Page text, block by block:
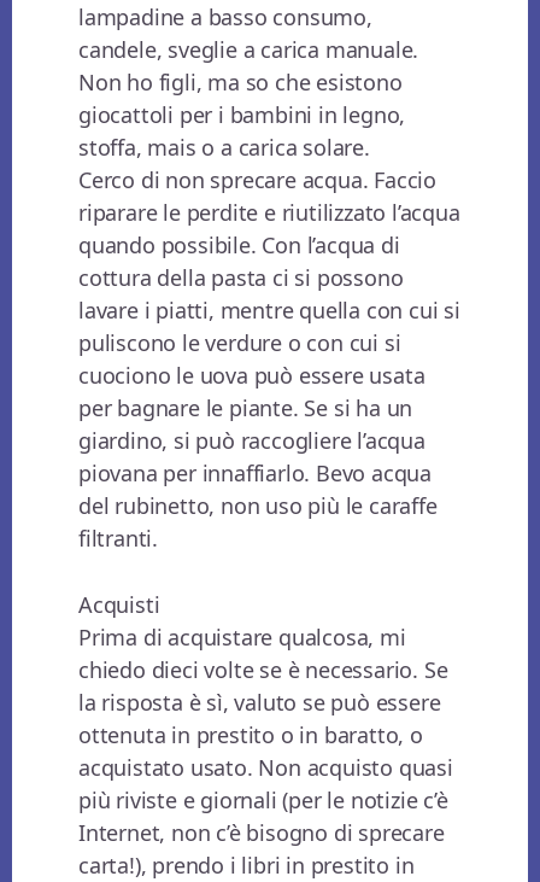
lampadine a basso consumo,
candele, sveglie a carica manuale.
Non ho figli, ma so che esistono
giocattoli per i bambini in legno,
stoffa, mais o a carica solare.
Cerco di non sprecare acqua. Faccio
riparare le perdite e riutilizzato l’acqua
quando possibile. Con l’acqua di
cottura della pasta ci si possono
lavare i piatti, mentre quella con cui si
puliscono le verdure o con cui si
cuociono le uova può essere usata
per bagnare le piante. Se si ha un
giardino, si può raccogliere l’acqua
piovana per innaffiarlo. Bevo acqua
del rubinetto, non uso più le caraffe
filtranti.
Acquisti
Prima di acquistare qualcosa, mi
chiedo dieci volte se è necessario. Se
la risposta è sì, valuto se può essere
ottenuta in prestito o in baratto, o
acquistato usato. Non acquisto quasi
più riviste e giornali (per le notizie c’è
Internet, non c’è bisogno di sprecare
carta!), prendo i libri in prestito in